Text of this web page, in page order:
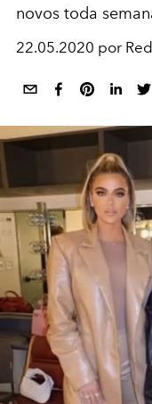
novos toda
22.05.2020 por